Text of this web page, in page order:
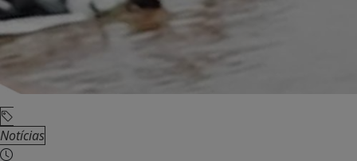
Notícias